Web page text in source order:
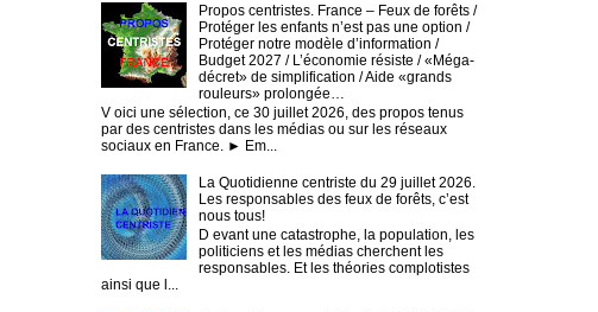
Propos centristes. France – Feux de forêts /
Protéger les enfants n’est pas une option /
Protéger notre modèle d’information /
Budget 2027 / L’économie résiste / «Méga-
décret» de simplification / Aide «grands
rouleurs» prolongée…
V oici une sélection, ce 30 juillet 2026, des propos tenus
par des centristes dans les médias ou sur les réseaux
sociaux en France. ► Em...
La Quotidienne centriste du 29 juillet 2026.
Les responsables des feux de forêts, c’est
nous tous!
D evant une catastrophe, la population, les
politiciens et les médias cherchent les
responsables. Et les théories complotistes
ainsi que l...